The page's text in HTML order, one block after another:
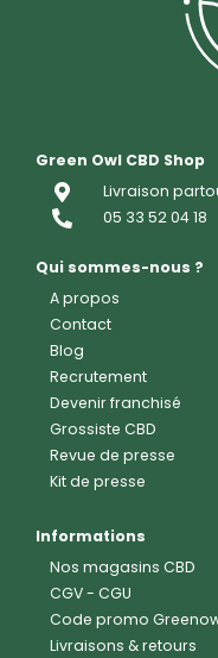
Green Owl CBD Shop
Livraison
05 33 52 04 18
Qui sommes-nous ?
A propos
Contact
Blog
Recrutement
Devenir franchisé
Grossiste CBD
Revue de presse
Kit de presse
Informations
Nos magasins CBD
CGV- CGU
Code promo
Livraisons & retours